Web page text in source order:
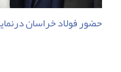
حضور فولاد خراسان